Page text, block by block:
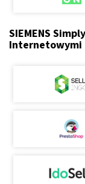
SIEMENS
Internetowymi